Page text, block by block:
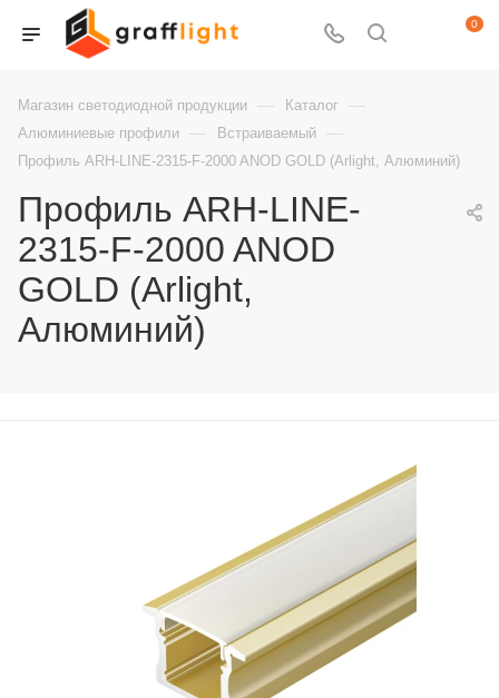
0
Магазин светодиодной продукции — Каталог —
Алюминиевые профили — Встраиваемый —
Профиль ARH-LINE-2315-F-2000 ANOD GOLD (Arlight, Алюминий)
Профиль ARH-LINE-
2315-F-2000 ANOD
GOLD (Arlight,
Алюминий)